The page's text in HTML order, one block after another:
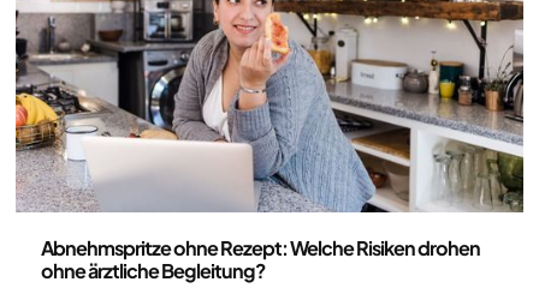
Abnehmspritze ohne Rezept: Welche Risiken drohen
ohne ärztliche Begleitung?